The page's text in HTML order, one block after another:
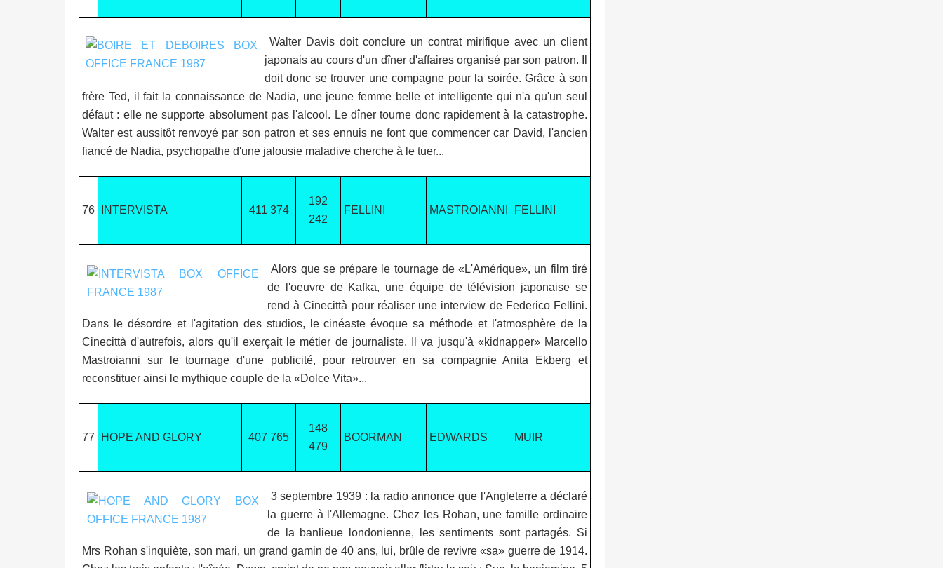
Walter Davis doit conclure un contrat mirifique avec un client
japonais au cours d'un dîner d'affaires organisé par son patron. Il
doit donc se trouver une compagne pour la soirée. Grâce à son
frère Ted, il fait la connaissance de Nadia, une jeune femme belle et intelligente qui n'a qu'un seul
défaut : elle ne supporte absolument pas l'alcool. Le dîner tourne donc rapidement à la catastrophe.
Walter est aussitôt renvoyé par son patron et ses ennuis ne font que commencer car David, l'ancien
fiancé de Nadia, psychopathe d'une jalousie maladive cherche à le tuer...
76 INTERVISTA 411 374
192
242
FELLINI MASTROIANNI FELLINI
Alors que se prépare le tournage de «L'Amérique», un film tiré
de l'oeuvre de Kafka, une équipe de télévision japonaise se
rend à Cinecittà pour réaliser une interview de Federico Fellini.
Dans le désordre et l'agitation des studios, le cinéaste évoque sa méthode et l'atmosphère de la
Cinecittà d'autrefois, alors qu'il exerçait le métier de journaliste. Il va jusqu'à «kidnapper» Marcello
Mastroianni sur le tournage d'une publicité, pour retrouver en sa compagnie Anita Ekberg et
reconstituer ainsi le mythique couple de la «Dolce Vita»...
77 HOPE AND GLORY 407 765
148
479
BOORMAN EDWARDS MUIR
3 septembre 1939 : la radio annonce que l'Angleterre a déclaré
la guerre à l'Allemagne. Chez les Rohan, une famille ordinaire
de la banlieue londonienne, les sentiments sont partagés. Si
Mrs Rohan s'inquiète, son mari, un grand gamin de 40 ans, lui, brûle de revivre «sa» guerre de 1914.